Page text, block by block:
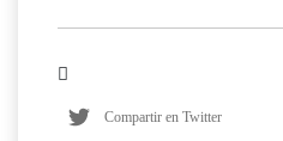
Compartir en Twitter